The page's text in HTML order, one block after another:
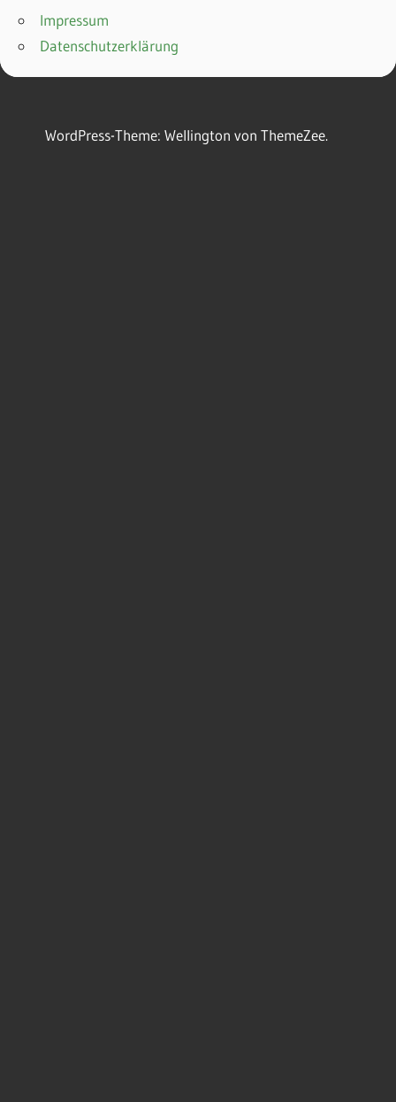
Impressum
Datenschutzerklärung
WordPress-Theme: Wellington von ThemeZee.